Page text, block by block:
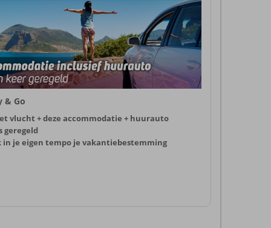
& Go
vlucht + deze accommodatie + huurauto
geregeld
je eigen tempo je vakantiebestemming